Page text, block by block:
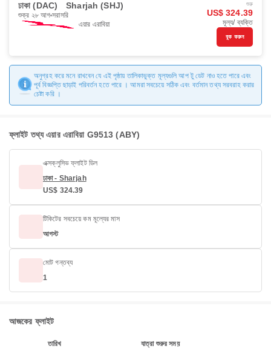
ঢাকা (DAC) Sharjah (SHJ)
শুক্র ২৮ আগ সরাসরি
এয়ার এরাবিয়া
শুরু
US$ 324.39
মূল্য/ ব্যক্তি
বুক করুন
অনুগ্রহ করে মনে রাখবেন যে এই পৃষ্ঠায় তালিকাভুক্ত মূল্যগুলি আপ টু ডেট নাও হতে পারে এবং
পূর্ব বিজ্ঞপ্তি ছাড়াই পরিবর্তন হতে পারে । আমরা সবচেয়ে সঠিক এবং বর্তমান তথ্য সরবরাহ করার
চেষ্টা করি ।
ফ্লাইট তথ্য এয়ার এরাবিয়া G9513 (ABY)
এক্সক্লুসিভ ফ্লাইট ডিল
ঢাকা - Sharjah
US$ 324.39
টিকিটের সবচেয়ে কম মূল্যের মাস
আগস্ট
মোট গন্তব্য
1
আজকের ফ্লাইট
তারিখ যাত্রা শুরুর সময়